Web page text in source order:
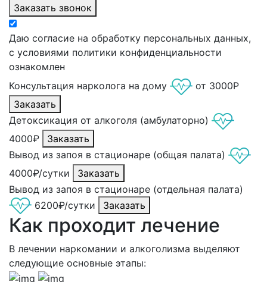
Заказать звонок
Даю согласие на обработку персональных данных,
с условиями политики конфиденциальности
ознакомлен
Консультация нарколога на дому
от 3000Р
Заказать
Детоксикация от алкоголя (амбулаторно)
4000₽
Заказать
Вывод из запоя в стационаре (общая палата)
4000₽/сутки
Заказать
Вывод из запоя в стационаре (отдельная палата)
6200₽/сутки
Заказать
Как проходит лечение
В лечении наркомании и алкоголизма выделяют
следующие основные этапы: